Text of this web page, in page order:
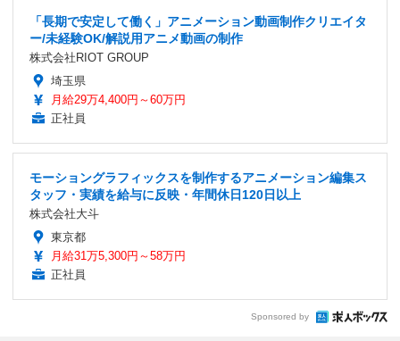
「長期で安定して働く」アニメーション動画制作クリエイタ
ー/未経験OK/解説用アニメ動画の制作
株式会社RIOT GROUP
埼玉県
月給29万4,400円～60万円
正社員
モーショングラフィックスを制作するアニメーション編集ス
タッフ・実績を給与に反映・年間休日120日以上
株式会社大斗
東京都
月給31万5,300円～58万円
正社員
Sponsored by